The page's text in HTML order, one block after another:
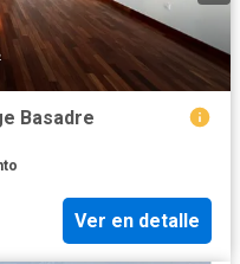
Basadre
Ver en detalle